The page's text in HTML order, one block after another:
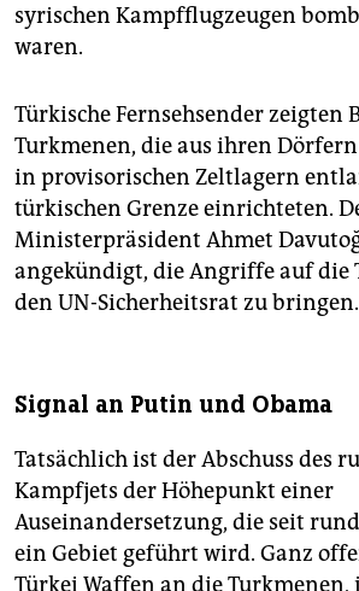
syrischen Kampfflugzeugen
waren.
Türkische Fernsehsender zeigten
Turkmenen, die aus ihren
in provisorischen Zeltlagern
türkischen Grenze einrichteten.
Ministerpräsident Ahmet
angekündigt, die Angriffe auf die
den UN-Sicherheitsrat zu bringen.
Signal an Putin und Obama
Tatsächlich ist der Abschuss des
Kampfjets der Höhepunkt einer
Auseinandersetzung, die seit
ein Gebiet geführt wird. Ganz
Türkei Waffen an die